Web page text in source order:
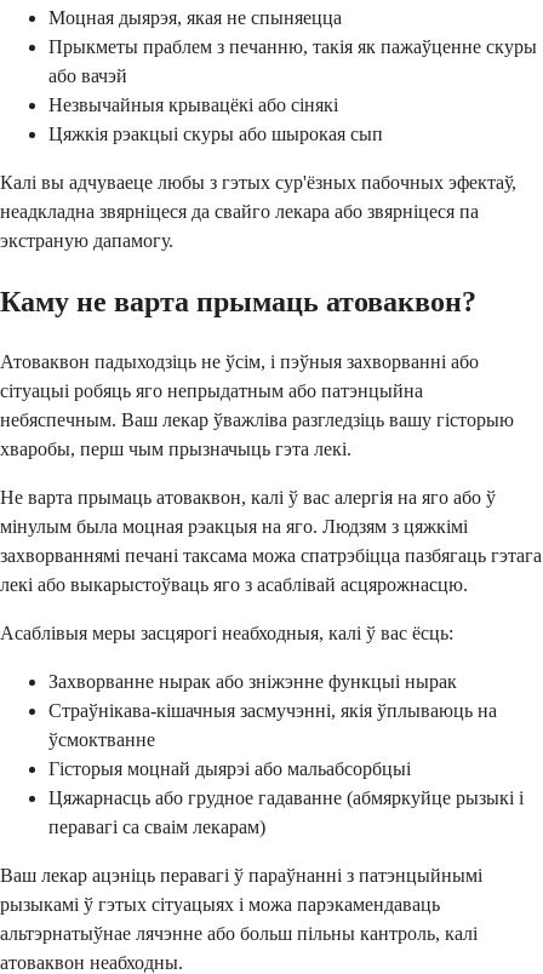
Моцная дыярэя, якая не спыняецца
Прыкметы праблем з печанню, такія як пажаўценне скуры
або вачэй
Незвычайныя крывацёкі або сінякі
Цяжкія рэакцыі скуры або шырокая сып
Калі вы адчуваеце любы з гэтых сур'ёзных пабочных эфектаў,
неадкладна звярніцеся да свайго лекара або звярніцеся па
экстраную дапамогу.
Каму не варта прымаць атоваквон?
Атоваквон падыходзіць не ўсім, і пэўныя захворванні або
сітуацыі робяць яго непрыдатным або патэнцыйна
небяспечным. Ваш лекар ўважліва разгледзіць вашу гісторыю
хваробы, перш чым прызначыць гэта лекі.
Не варта прымаць атоваквон, калі ў вас алергія на яго або ў
мінулым была моцная рэакцыя на яго. Людзям з цяжкімі
захворваннямі печані таксама можа спатрэбіцца пазбягаць гэтага
лекі або выкарыстоўваць яго з асаблівай асцярожнасцю.
Асаблівыя меры засцярогі неабходныя, калі ў вас ёсць:
Захворванне нырак або зніжэнне функцыі нырак
Страўнікава-кішачныя засмучэнні, якія ўплываюць на
ўсмоктванне
Гісторыя моцнай дыярэі або мальабсорбцыі
Цяжарнасць або грудное гадаванне (абмяркуйце рызыкі і
перавагі са сваім лекарам)
Ваш лекар ацэніць перавагі ў параўнанні з патэнцыйнымі
рызыкамі ў гэтых сітуацыях і можа парэкамендаваць
альтэрнатыўнае лячэнне або больш пільны кантроль, калі
атоваквон неабходны.